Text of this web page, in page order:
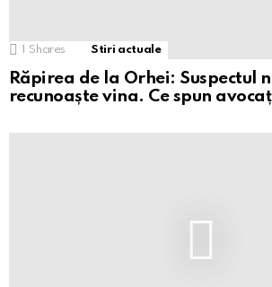
Shares Stiri actuale
Răpirea de la Orhei: Suspectul
recunoaște vina. Ce spun